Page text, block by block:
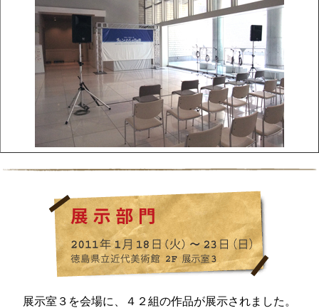
展示室３を会場に、４２組の作品が展示されました。